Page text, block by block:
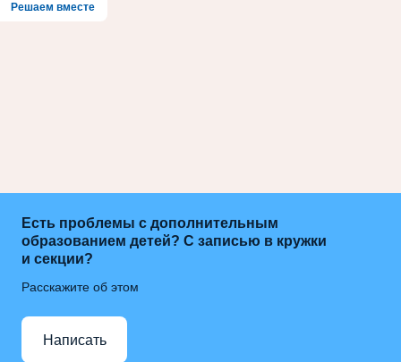
Решаем вместе
Есть проблемы с дополнительным
образованием детей? С записью в кружки
и секции?
Расскажите об этом
Написать